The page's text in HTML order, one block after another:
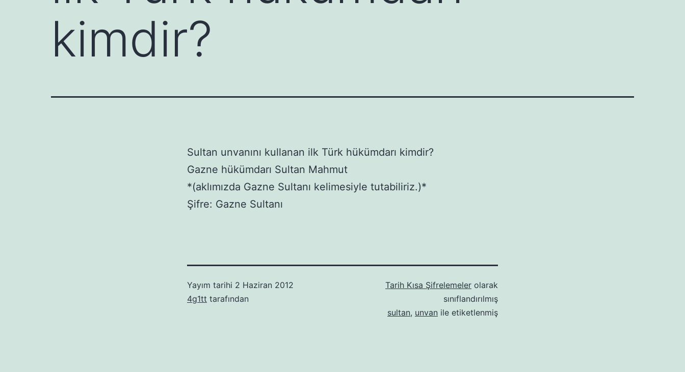
kimdir?
Sultan unvanını kullanan ilk Türk hükümdarı kimdir?
Gazne hükümdarı Sultan Mahmut
*(aklımızda Gazne Sultanı kelimesiyle tutabiliriz.)*
Şifre: Gazne Sultanı
Yayım tarihi 2 Haziran 2012
4g1tt tarafından
Tarih Kısa Şifrelemeler olarak
sınıflandırılmış
sultan, unvan ile etiketlenmiş